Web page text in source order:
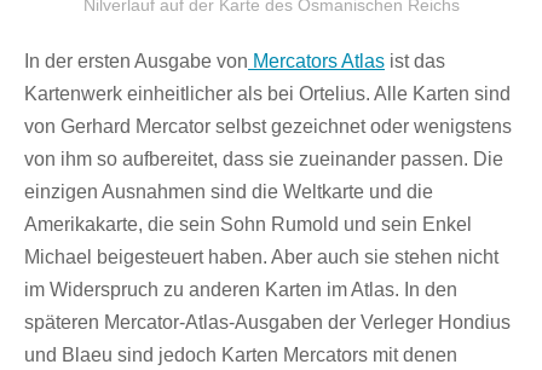
Nilverlauf auf der Karte des Osmanischen Reichs
In der ersten Ausgabe von Mercators Atlas ist das
Kartenwerk einheitlicher als bei Ortelius. Alle Karten sind
von Gerhard Mercator selbst gezeichnet oder wenigstens
von ihm so aufbereitet, dass sie zueinander passen. Die
einzigen Ausnahmen sind die Weltkarte und die
Amerikakarte, die sein Sohn Rumold und sein Enkel
Michael beigesteuert haben. Aber auch sie stehen nicht
im Widerspruch zu anderen Karten im Atlas. In den
späteren Mercator-Atlas-Ausgaben der Verleger Hondius
und Blaeu sind jedoch Karten Mercators mit denen